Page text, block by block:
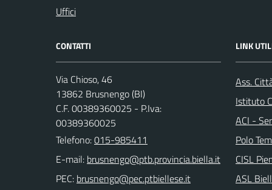
Uffici
CONTATTI
Via Chioso, 46
13862 Brusnengo (BI)
C.F. 00389360025 - P.Iva:
00389360025
Telefono:015-985411
E-mail:
PEC:
LINK
Ass.
Istituto
ACI -
Polo
CISL
ASL